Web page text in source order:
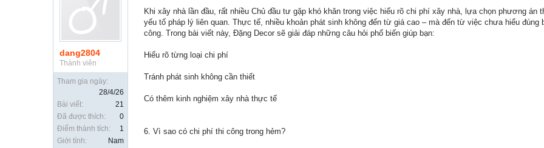
dang2804
Thành viên
Tham gia ngày:
28/4/26
Bài viết:
21
Đã được thích:
0
Điểm thành tích:
1
Giới tính:
Nam
Khi xây nhà lần đầu, rất nhiều Chủ đầu tư gặp khó khăn trong việc hiểu rõ chi phí xây nhà, lựa chọn phương án
yếu tố pháp lý liên quan. Thực tế, nhiều khoản phát sinh không đến từ giá cao – mà đến từ việc chưa hiểu đúng
công. Trong bài viết này, Đặng Decor sẽ giải đáp những câu hỏi phổ biến giúp bạn:
Hiểu rõ từng loại chi phí
Tránh phát sinh không cần thiết
Có thêm kinh nghiệm xây nhà thực tế
6. Vì sao có chi phí thi công trong hẻm?